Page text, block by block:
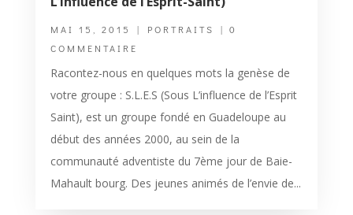
MAI 15, 2015 | PORTRAITS
| 0
COMMENTAIRE
Racontez-nous en quelques mots la genèse de
votre groupe : S.L.E.S (Sous L’influence de l’Esprit
Saint), est un groupe fondé en Guadeloupe au
début des années 2000, au sein de la
communauté adventiste du 7ème jour de Baie-
Mahault bourg. Des jeunes animés de l’envie de...